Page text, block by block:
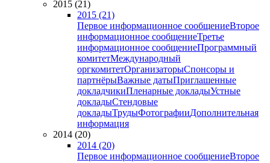
2015 (21)
2015 (21)
Первое информационное сообщениеВторое
информационное сообщениеТретье
информационное сообщениеПрограммный
комитетМеждународный
оргкомитетОрганизаторыСпонсоры и
партнёрыВажные датыПриглашенные
докладчикиПленарные докладыУстные
докладыСтендовые
докладыТрудыФотографииДополнительная
информация
2014 (20)
2014 (20)
Первое информационное сообщениеВторое